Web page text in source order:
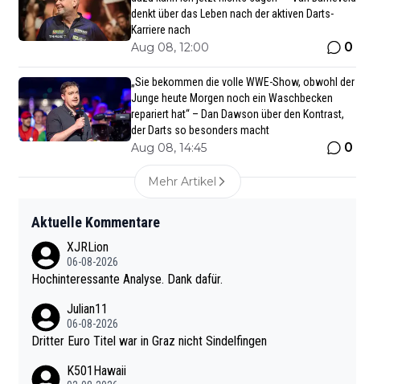
denkt über das Leben nach der aktiven Darts-
Karriere nach
Aug 08, 12:00 0
„Sie bekommen die volle WWE-Show, obwohl der
Junge heute Morgen noch ein Waschbecken
repariert hat“ – Dan Dawson über den Kontrast,
der Darts so besonders macht
Aug 08, 14:45 0
Mehr Artikel
Aktuelle Kommentare
XJRLion
06-08-2026
Hochinteressante Analyse. Dank dafür.
Julian11
06-08-2026
Dritter Euro Titel war in Graz nicht Sindelfingen
K501Hawaii